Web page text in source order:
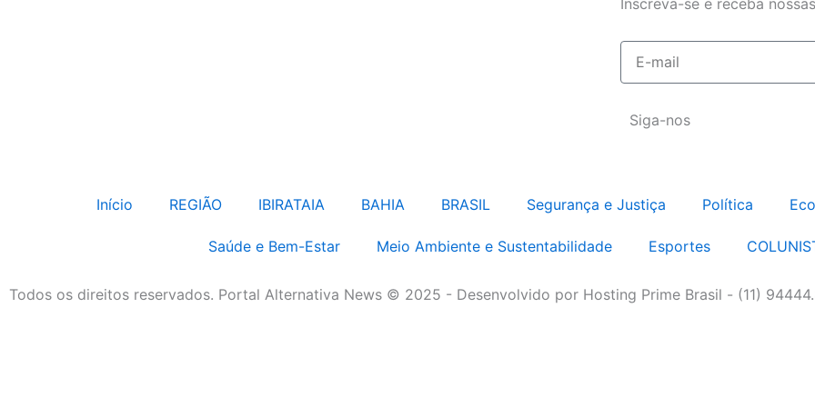
Siga-nos
Início REGIÃO IBIRATAIA BAHIA BRASIL Segurança e Justiça Política
Saúde e Bem-Estar Meio Ambiente e Sustentabilidade Esportes
Todos os direitos reservados. Portal Alternativa News © 2025 - Desenvolvido por Hosting Prime Brasil - (11)